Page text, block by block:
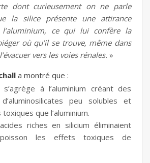
dont curieusement on ne parle
la silice présente une attirance
ce qui lui confère la
où qu’il se trouve, même dans
vers les voies rénales. »
a montré que :
s’agrège à l’aluminium créant des
peu solubles et
que l’aluminium.
riches en silicium éliminaient
les effets toxiques de